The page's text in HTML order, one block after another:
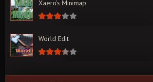
Xaero’s Minimap
World Edit